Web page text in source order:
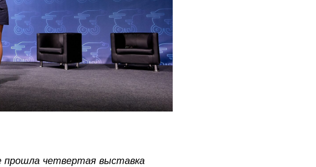
прошла четвертая выставка